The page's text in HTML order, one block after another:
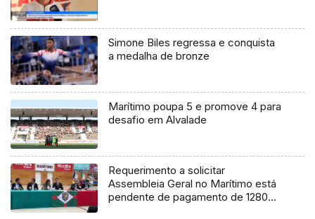
Simone Biles regressa e conquista
a medalha de bronze
Marítimo poupa 5 e promove 4 para
desafio em Alvalade
Requerimento a solicitar
Assembleia Geral no Marítimo está
pendente de pagamento de 1280